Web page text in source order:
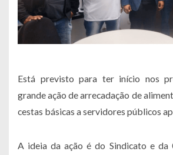
Está previsto para ter início nos
grande ação de arrecadação de
cestas básicas a servidores públicos
A ideia da ação é do Sindicato e da